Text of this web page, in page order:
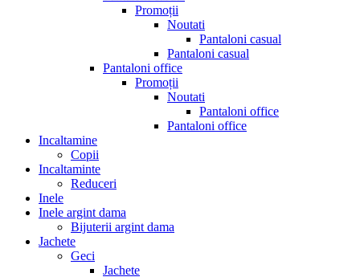
Promoții
Noutati
Pantaloni casual
Pantaloni casual
Pantaloni office
Promoții
Noutati
Pantaloni office
Pantaloni office
Incaltamine
Copii
Incaltaminte
Reduceri
Inele
Inele argint dama
Bijuterii argint dama
Jachete
Geci
Jachete